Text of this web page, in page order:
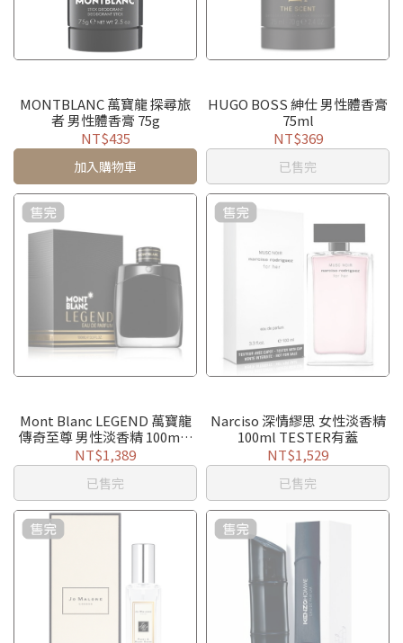
MONTBLANC 萬寶龍 探尋旅
者 男性體香膏 75g
NT$435
加入購物車
HUGO BOSS 紳仕 男性體香膏
75ml
NT$369
已售完
Mont Blanc LEGEND 萬寶龍
傳奇至尊 男性淡香精 100ml /
TESTER
NT$1,389
已售完
Narciso 深情繆思 女性淡香精
100ml TESTER有蓋
NT$1,529
已售完